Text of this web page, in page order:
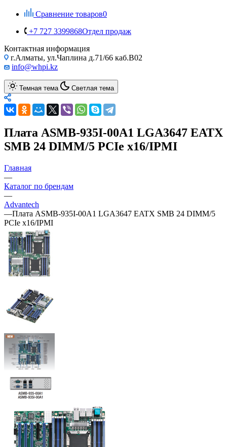
Сравнение товаров0
+7 727 3399868Отдел продаж
Контактная информация
г.Алматы, ул.Чаплина д.71/66 каб.B02
info@whpi.kz
Темная тема Светлая тема
Плата ASMB-935I-00A1 LGA3647 EATX
SMB 24 DIMM/5 PCIe x16/IPMI
Главная
—
Каталог по брендам
—
Advantech
—Плата ASMB-935I-00A1 LGA3647 EATX SMB 24 DIMM/5
PCIe x16/IPMI